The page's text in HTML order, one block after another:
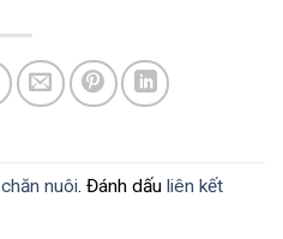
chăn nuôi. Đánh dấu liên kết